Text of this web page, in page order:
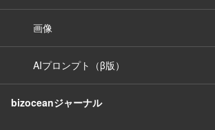
画像
AIプロンプト（β版）
bizoceanジャーナル